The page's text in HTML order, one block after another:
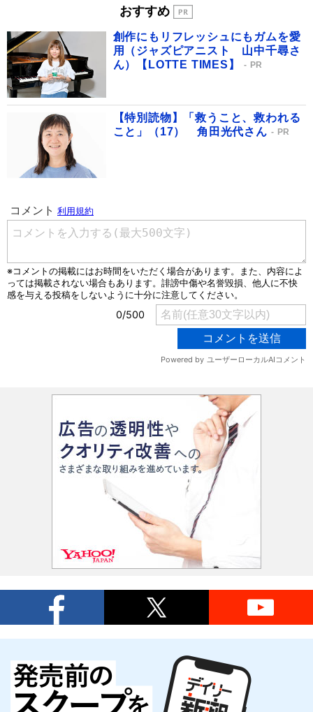
おすすめ
創作にもリフレッシュにもガムを愛
用（ジャズピアニスト 山中千尋さ
ん）【LOTTE TIMES】
PR
【特別読物】「救うこと、救われる
こと」（17） 角田光代さん
PR